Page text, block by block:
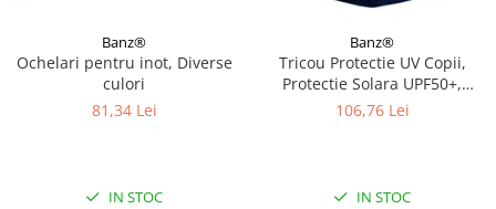
Banz®
Ochelari pentru inot, Diverse
culori
81,34 Lei
IN STOC
Banz®
Tricou Protectie UV Copii,
Protectie Solara UPF50+,
Turttle, Diverse marimi
106,76 Lei
IN STOC